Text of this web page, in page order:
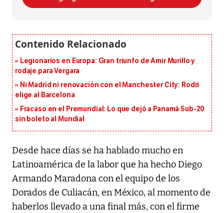
Legionarios en Europa: Gran triunfo de Amir Murillo y
rodaje para Vergara
Ni Madrid ni renovación con el Manchester City: Rodri
elige al Barcelona
Fracaso en el Premundial: Lo que dejó a Panamá Sub-20
sin boleto al Mundial
Desde hace días se ha hablado mucho en
Latinoamérica de la labor que ha hecho Diego
Armando Maradona con el equipo de los
Dorados de Culiacán, en México, al momento de
haberlos llevado a una final más, con el firme